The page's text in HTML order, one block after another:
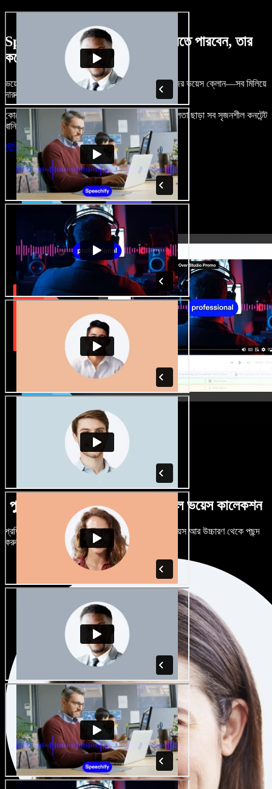
Speechify Studio দিয়ে কী কী করতে পারবেন, তার
কয়েকটা উদাহরণ দেখুন
ভয়েসওভার, রয়্যালটি-ফ্রি ছবি, অডিও, ভিডিও যোগ, নিজের ভয়েস ক্লোন—সব মিলিয়ে
দারুণ মনে রাখার মতো অডিও-ভিডিও প্রজেক্ট বানান।
কোনো শেখার ঝামেলা নেই, শুধু ব্রাউজারে খুলুন—আর দুর্বলতা ছাড়া সব সৃজনশীল কনটেন্ট
বানিয়ে ফেলুন।
স্টুডিও চালু করুন
পুরুষ-নারী ভেদে নানান উচ্চারণে বিশাল ভয়েস কালেকশন
প্রতিটি প্রজেক্টকে আলাদা শোনাতে দিন। শত শত AI ভয়েস আর উচ্চারণ থেকে পছন্দ
করুন, নিজের মতো টিউন করুন।